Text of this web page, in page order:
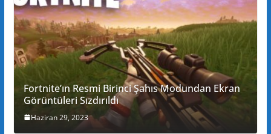
Fortnite’ın Resmi Birinci Şahıs Modundan Ekran
Görüntüleri Sızdırıldı
Haziran 29, 2023